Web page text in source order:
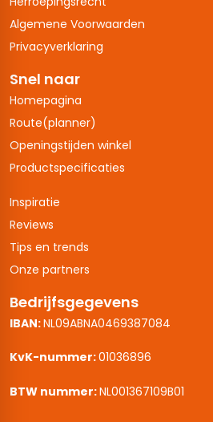
Algemene Voorwaarden
Privacyverklaring
Snel naar
Homepagina
Route(planner)
Openingstijden winkel
Productspecificaties
Inspiratie
Reviews
Tips en trends
Onze partners
Bedrijfsgegevens
IBAN:NL09ABNA0469387084
KvK-nummer:01036896
BTW nummer:NL001367109B01